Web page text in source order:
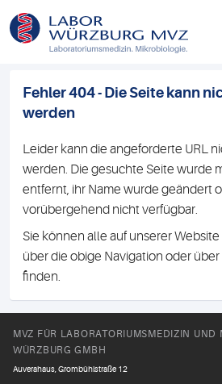
Fehler 404 - Die Seite kann
werden
Leider kann die angeforderte URL
werden. Die gesuchte Seite wurde
entfernt, ihr Name wurde geändert
vorübergehend nicht verfügbar.
Sie können alle auf unserer
über die obige Navigation oder
finden.
MVZ FÜR LABORATORIUMSMEDIZIN UND
WÜRZBURG GMBH
Auverahaus, Grombühlstraße 12